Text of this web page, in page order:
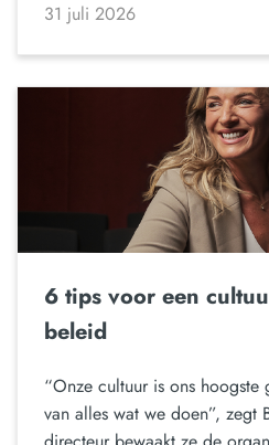
31 juli 2026
6 tips voor een
beleid
“Onze cultuur is ons
van alles wat we doen”, zegt